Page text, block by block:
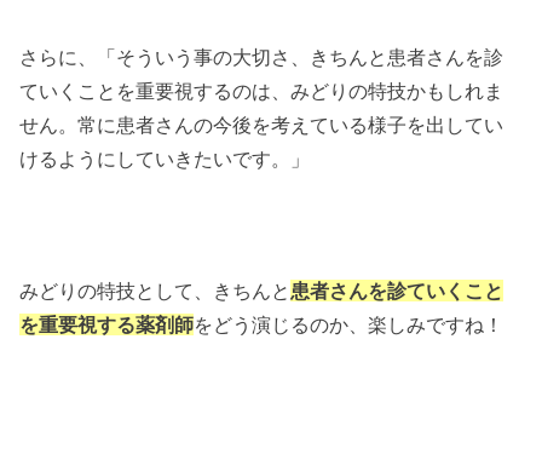
さらに、「そういう事の大切さ、きちんと患者さんを診
ていくことを重要視するのは、みどりの特技かもしれま
せん。常に患者さんの今後を考えている様子を出してい
けるようにしていきたいです。」
みどりの特技として、きちんと 患者さんを診ていくこと
を重要視する薬剤師をどう演じるのか、楽しみですね！